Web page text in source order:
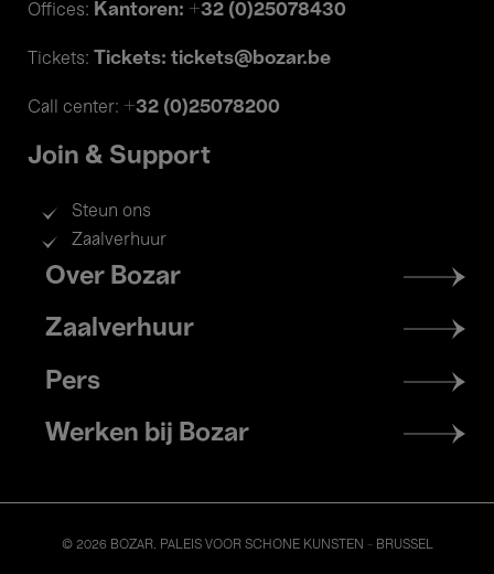
Offices: Kantoren: +32 (0)25078430
Tickets: Tickets: tickets@bozar.be
Call center: +32 (0)25078200
Join & Support
Steun ons
Zaalverhuur
Footer
menu
Over Bozar
Zaalverhuur
Pers
Werken bij Bozar
© 2026 BOZAR. PALEIS VOOR SCHONE KUNSTEN - BRUSSEL